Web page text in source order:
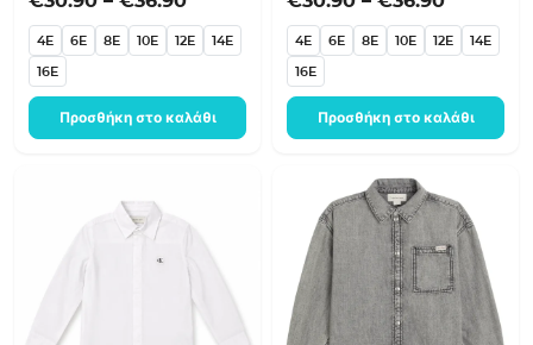
4E 6E 8E 10E 12E
14E
16E
Προσθήκη στο καλάθι
4E 6E 8E 10E 12E
14E
16E
Προσθήκη στο καλάθι